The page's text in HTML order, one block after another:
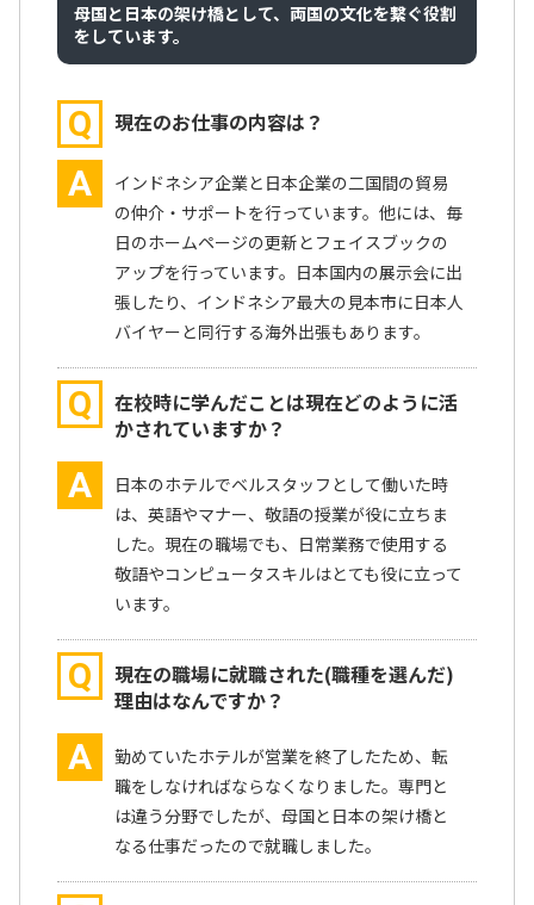
母国と日本の架け橋として、両国の文化を繋ぐ役割
をしています。
Q 現在のお仕事の内容は？
A
インドネシア企業と日本企業の二国間の貿易
の仲介・サポートを行っています。他には、毎
日のホームページの更新とフェイスブックの
アップを行っています。日本国内の展示会に出
張したり、インドネシア最大の見本市に日本人
バイヤーと同行する海外出張もあります。
Q
在校時に学んだことは現在どのように活
かされていますか？
A
日本のホテルでベルスタッフとして働いた時
は、英語やマナー、敬語の授業が役に立ちま
した。現在の職場でも、日常業務で使用する
敬語やコンピュータスキルはとても役に立って
います。
Q
現在の職場に就職された(職種を選んだ)
理由はなんですか？
A
勤めていたホテルが営業を終了したため、転
職をしなければならなくなりました。専門と
は違う分野でしたが、母国と日本の架け橋と
なる仕事だったので就職しました。